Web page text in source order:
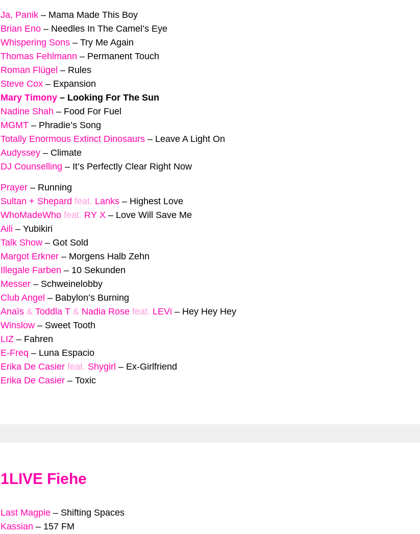
Ja, Panik – Mama Made This Boy
Brian Eno – Needles In The Camel’s Eye
Whispering Sons – Try Me Again
Thomas Fehlmann – Permanent Touch
Roman Flügel – Rules
Steve Cox – Expansion
Mary Timony – Looking For The Sun
Nadine Shah – Food For Fuel
MGMT – Phradie’s Song
Totally Enormous Extinct Dinosaurs – Leave A Light On
Audyssey – Climate
DJ Counselling – It’s Perfectly Clear Right Now
Prayer – Running
Sultan + Shepard feat. Lanks – Highest Love
WhoMadeWho feat. RY X – Love Will Save Me
Aili – Yubikiri
Talk Show – Got Sold
Margot Erkner – Morgens Halb Zehn
Illegale Farben – 10 Sekunden
Messer – Schweinelobby
Club Angel – Babylon’s Burning
Anaïs & Toddla T & Nadia Rose feat. LEVi – Hey Hey Hey
Winslow – Sweet Tooth
LIZ – Fahren
E-Freq – Luna Espacio
Erika De Casier feat. Shygirl – Ex-Girlfriend
Erika De Casier – Toxic
1LIVE Fiehe
Last Magpie – Shifting Spaces
Kassian – 157 FM